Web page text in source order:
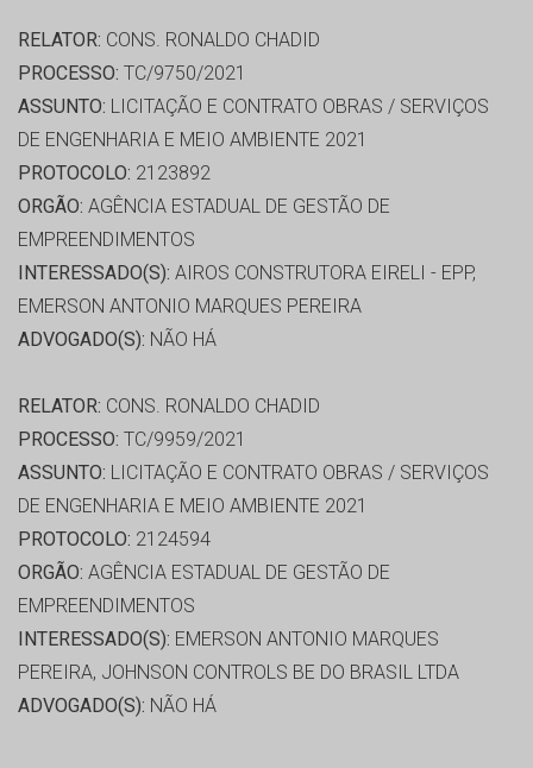
RELATOR: CONS. RONALDO CHADID
PROCESSO: TC/9750/2021
ASSUNTO: LICITAÇÃO E CONTRATO OBRAS / SERVIÇOS
DE ENGENHARIA E MEIO AMBIENTE 2021
PROTOCOLO: 2123892
ORGÃO: AGÊNCIA ESTADUAL DE GESTÃO DE
EMPREENDIMENTOS
INTERESSADO(S): AIROS CONSTRUTORA EIRELI - EPP,
EMERSON ANTONIO MARQUES PEREIRA
ADVOGADO(S): NÃO HÁ
RELATOR: CONS. RONALDO CHADID
PROCESSO: TC/9959/2021
ASSUNTO: LICITAÇÃO E CONTRATO OBRAS / SERVIÇOS
DE ENGENHARIA E MEIO AMBIENTE 2021
PROTOCOLO: 2124594
ORGÃO: AGÊNCIA ESTADUAL DE GESTÃO DE
EMPREENDIMENTOS
INTERESSADO(S): EMERSON ANTONIO MARQUES
PEREIRA, JOHNSON CONTROLS BE DO BRASIL LTDA
ADVOGADO(S): NÃO HÁ